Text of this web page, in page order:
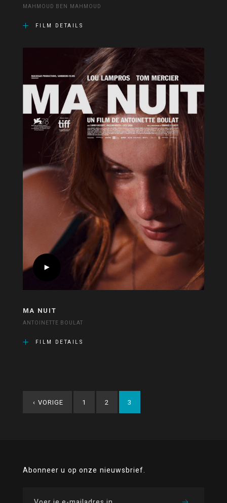
MAHMOUD BEN MAHMOUD
FILM DETAILS
MA NUIT
ANTOINETTE BOULAT
FILM DETAILS
‹ VORIGE 1 2 3
Abonneer u op onze nieuwsbrief.